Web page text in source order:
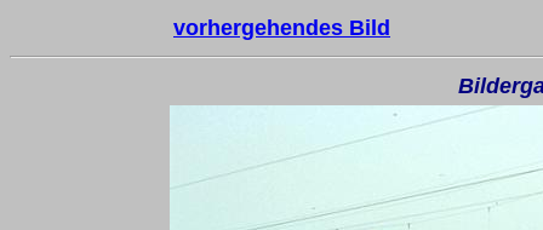
vorhergehendes Bild